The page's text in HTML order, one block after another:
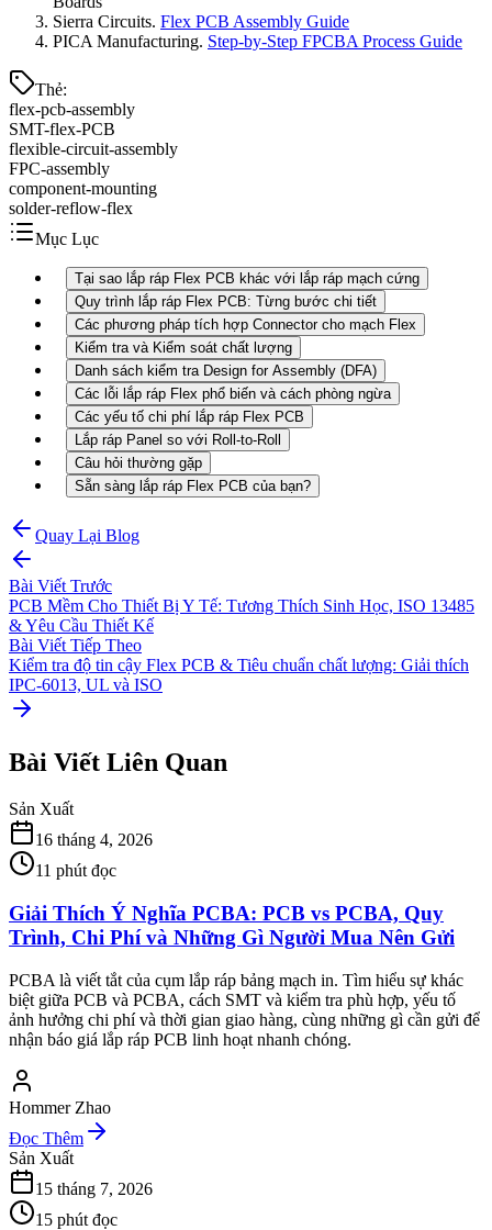
Sierra Circuits. Flex PCB Assembly Guide
PICA Manufacturing. Step-by-Step FPCBA Process Guide
Thẻ:
flex-pcb-assembly
SMT-flex-PCB
flexible-circuit-assembly
FPC-assembly
component-mounting
solder-reflow-flex
Mục Lục
Tại sao lắp ráp Flex PCB khác với lắp ráp mạch cứng
Quy trình lắp ráp Flex PCB: Từng bước chi tiết
Các phương pháp tích hợp Connector cho mạch Flex
Kiểm tra và Kiểm soát chất lượng
Danh sách kiểm tra Design for Assembly (DFA)
Các lỗi lắp ráp Flex phổ biến và cách phòng ngừa
Các yếu tố chi phí lắp ráp Flex PCB
Lắp ráp Panel so với Roll-to-Roll
Câu hỏi thường gặp
Sẵn sàng lắp ráp Flex PCB của bạn?
Quay Lại Blog
Bài Viết Trước
PCB Mềm Cho Thiết Bị Y Tế: Tương Thích Sinh Học, ISO 13485
& Yêu Cầu Thiết Kế
Bài Viết Tiếp Theo
Kiểm tra độ tin cậy Flex PCB & Tiêu chuẩn chất lượng: Giải thích
IPC-6013, UL và ISO
Bài Viết Liên Quan
Sản Xuất
16 tháng 4, 2026
11 phút đọc
Giải Thích Ý Nghĩa PCBA: PCB vs PCBA, Quy
Trình, Chi Phí và Những Gì Người Mua Nên Gửi
PCBA là viết tắt của cụm lắp ráp bảng mạch in. Tìm hiểu sự khác
biệt giữa PCB và PCBA, cách SMT và kiểm tra phù hợp, yếu tố
ảnh hưởng chi phí và thời gian giao hàng, cùng những gì cần gửi để
nhận báo giá lắp ráp PCB linh hoạt nhanh chóng.
Hommer Zhao
Đọc Thêm
Sản Xuất
15 tháng 7, 2026
15 phút đọc